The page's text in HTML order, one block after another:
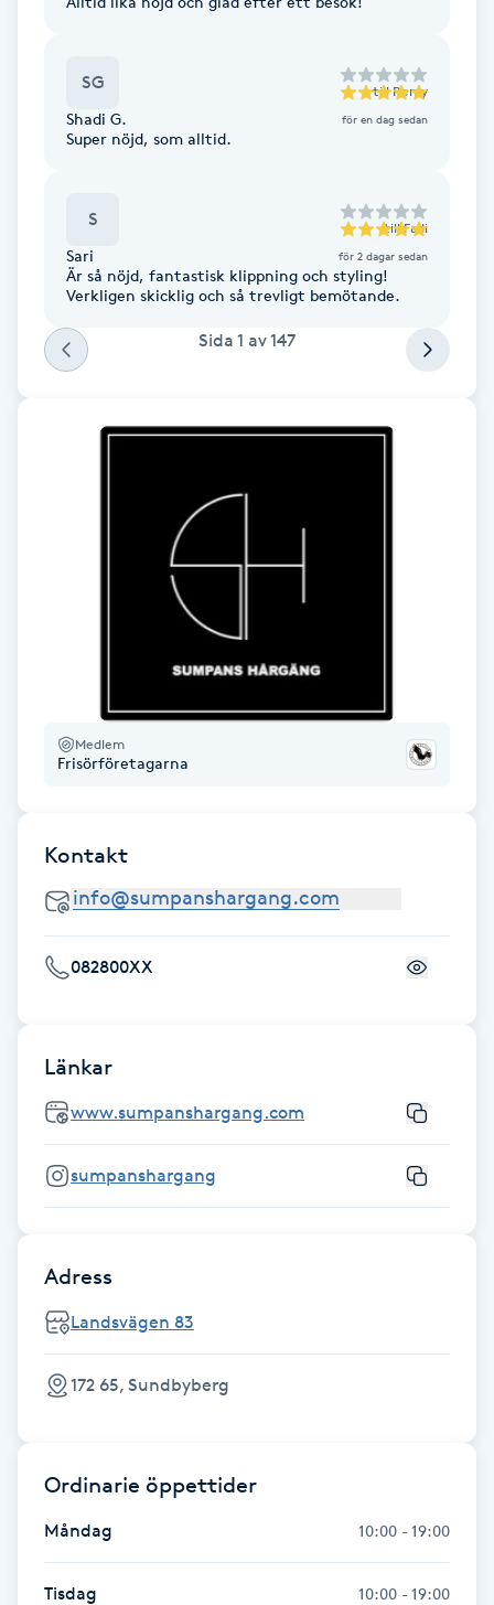
Hatha Yoga
Healing
Hudvård
Hyaluronsyra
Hypnos
Hårbottenbehandling
Hårförlängning
Hårvård
Hälsprickor
Idrottsmassage
IPL hårborttagning
IR-massage
SG till Remy
Shadi G. för en dag sedan
Super nöjd, som alltid.
S till Fadi
Sari för 2 dagar sedan
Är så nöjd, fantastisk klippning och styling!
Verkligen skicklig och så trevligt bemötande.
Sida 1 av147
Medlem
Frisörföretagarna
Kontakt
082800XX
Länkar
www.sumpanshargang.com
sumpanshargang
Adress
Landsvägen 83
172 65, Sundbyberg
Ordinarie öppettider
Måndag 10:00 - 19:00
Tisdag 10:00 - 19:00